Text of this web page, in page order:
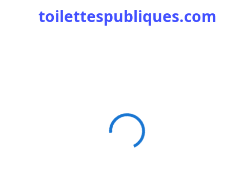
toilettespubliques.com